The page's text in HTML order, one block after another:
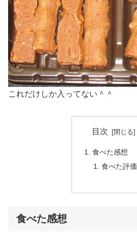
これだけしか入ってない＾＾
目次
食べた感想
食べた評価
食べた感想